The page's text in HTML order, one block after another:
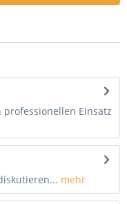
Einsatz
mehr